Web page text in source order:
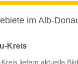
im Alb-
Kreis
liefern aktuelle